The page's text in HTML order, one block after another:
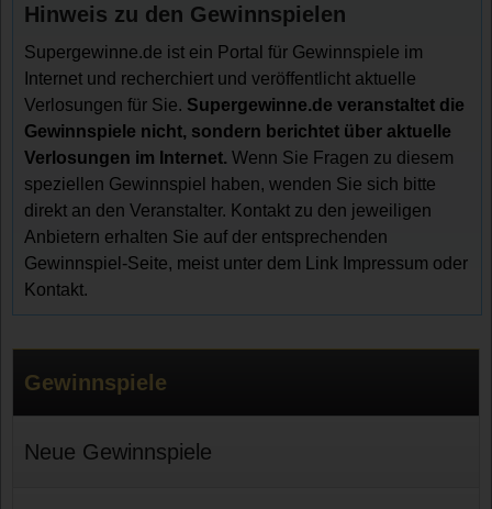
Hinweis zu den Gewinnspielen
Supergewinne.de ist ein Portal für Gewinnspiele im
Internet und recherchiert und veröffentlicht aktuelle
Verlosungen für Sie. Supergewinne.de veranstaltet die
Gewinnspiele nicht, sondern berichtet über aktuelle
Verlosungen im Internet. Wenn Sie Fragen zu diesem
speziellen Gewinnspiel haben, wenden Sie sich bitte
direkt an den Veranstalter. Kontakt zu den jeweiligen
Anbietern erhalten Sie auf der entsprechenden
Gewinnspiel-Seite, meist unter dem Link Impressum oder
Kontakt.
Gewinnspiele
Neue Gewinnspiele